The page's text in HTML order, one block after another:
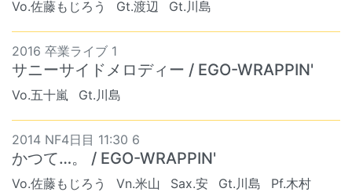
Vo.佐藤もじろう Gt.渡辺 Gt.川島
2016 卒業ライブ 1
サニーサイドメロディー / EGO-WRAPPIN'
Vo.五十嵐 Gt.川島
2014 NF4日目 11:30 6
かつて…。 / EGO-WRAPPIN'
Vo.佐藤もじろう Vn.米山 Sax.安 Gt.川島
Pf.木村